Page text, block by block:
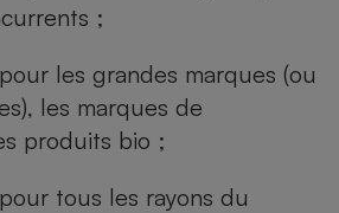
;
les grandes marques (ou
les marques de
produits bio ;
tous les rayons du